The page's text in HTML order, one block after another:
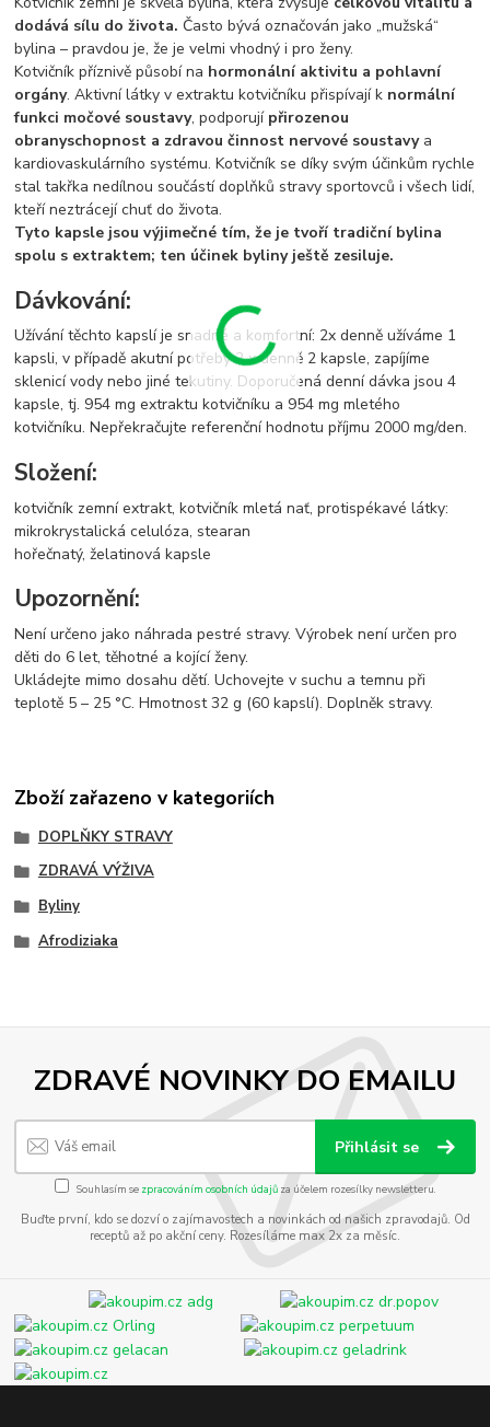
dodává sílu do života. Často bývá označován jako „mužská“
bylina – pravdou je, že je velmi vhodný i pro ženy.
Kotvičník příznivě působí na hormonální aktivitu a pohlavní
orgány. Aktivní látky v extraktu kotvičníku přispívají k normální
funkci močové soustavy, podporují přirozenou
obranyschopnost a zdravou činnost nervové soustavya
kardiovaskulárního systému. Kotvičník se díky svým účinkům rychle
stal takřka nedílnou součástí doplňků stravy sportovců i všech lidí,
kteří neztrácejí chuť do života.
Tyto kapsle jsou výjimečné tím, že je tvoří tradiční bylina
spolu s extraktem; ten účinek byliny ještě zesiluje.
Dávkování:
Užívání těchto kapslí je snadné a komfortní: 2x denně užíváme 1
kapsli, v případě akutní potřeby 2 x denně 2 kapsle, zapíjíme
sklenicí vody nebo jiné tekutiny. Doporučená denní dávka jsou 4
kapsle, tj. 954 mg extraktu kotvičníku a 954 mg mletého
kotvičníku. Nepřekračujte referenční hodnotu příjmu 2000 mg/den.
Složení:
kotvičník zemní extrakt, kotvičník mletá nať, protispékavé látky:
mikrokrystalická celulóza, stearan
hořečnatý, želatinová kapsle
Upozornění:
Není určeno jako náhrada pestré stravy. Výrobek není určen pro
děti do 6 let, těhotné a kojící ženy.
Ukládejte mimo dosahu dětí. Uchovejte v suchu a temnu při
teplotě 5 – 25 °C. Hmotnost 32 g (60 kapslí). Doplněk stravy.
Zboží zařazeno v kategoriích
DOPLŇKY STRAVY
ZDRAVÁ VÝŽIVA
Byliny
Afrodiziaka
ZDRAVÉ NOVINKY DO EMAILU
Přihlásit se
Souhlasím se zpracováním osobních údajůza účelem rozesílky newsletteru.
Buďte první, kdo se dozví o zajímavostech a novinkách od našich zpravodajů. Od
receptů až po akční ceny. Rozesíláme max 2x za měsíc.